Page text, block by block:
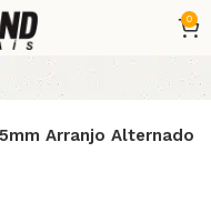
0
Arranjo Alternado